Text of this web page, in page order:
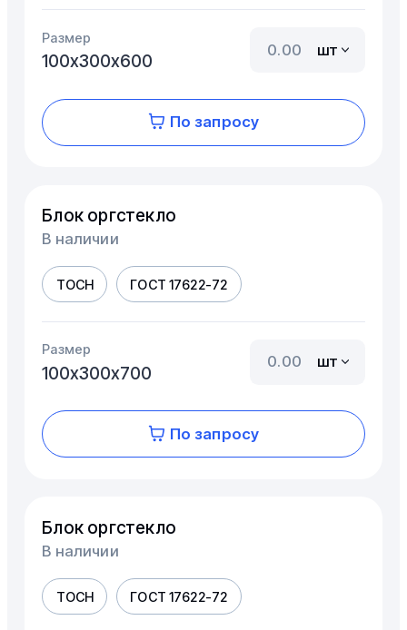
Размер
100х300х600
шт
По запросу
Блок оргстекло
В наличии
ТОСН ГОСТ 17622-72
Размер
100х300х700
шт
По запросу
Блок оргстекло
В наличии
ТОСН ГОСТ 17622-72